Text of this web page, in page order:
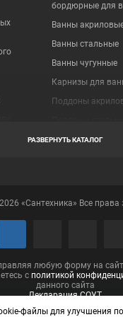
бордюрные для
Ванны
Ванны стальные
Ванны чугунные
Карнизы для
Поддоны
Пробки для ванн
РАЗВЕРНУТЬ КАТАЛОГ
«Сантехника» Все
любую форму на
с политикой
данного сайта
Декларация СОУТ
файлы для улучшения